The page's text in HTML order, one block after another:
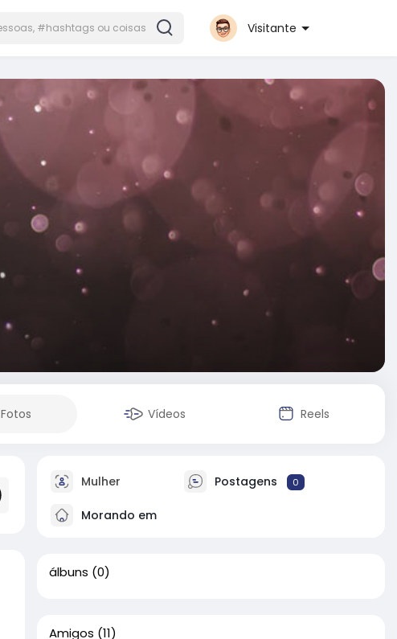
Visitante
Fotos Vídeos Reels
Mulher Postagens 0
Morando em
álbuns (0)
Amigos (11)